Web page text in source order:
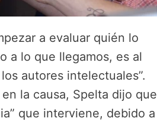
a evaluar quién lo
a lo que llegamos, es al
autores intelectuales”.
la causa, Spelta dijo que
que interviene, debido a